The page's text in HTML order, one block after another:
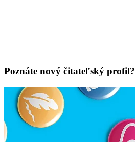
Poznáte nový čitateľský profil?